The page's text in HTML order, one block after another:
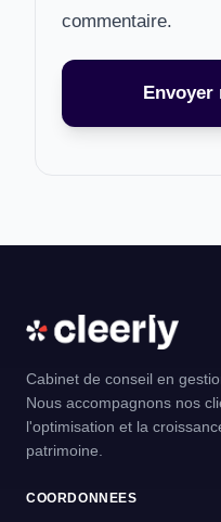
commentaire.
Envoyer
Cabinet de conseil en
Nous accompagnons nos
l'optimisation et la
patrimoine.
COORDONNEES